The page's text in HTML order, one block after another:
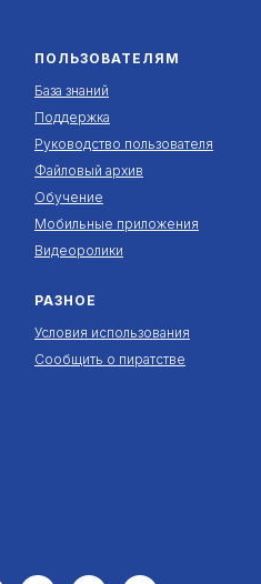
ПОЛЬЗОВАТЕЛЯМ
База знаний
Поддержка
Руководство пользователя
Файловый архив
Обучение
Мобильные приложения
Видеоролики
РАЗНОЕ
Условия использования
Сообщить о пиратстве